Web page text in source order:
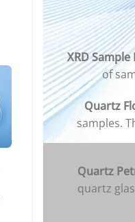
XRD
of
Quartz
samples.
Quartz
quartz